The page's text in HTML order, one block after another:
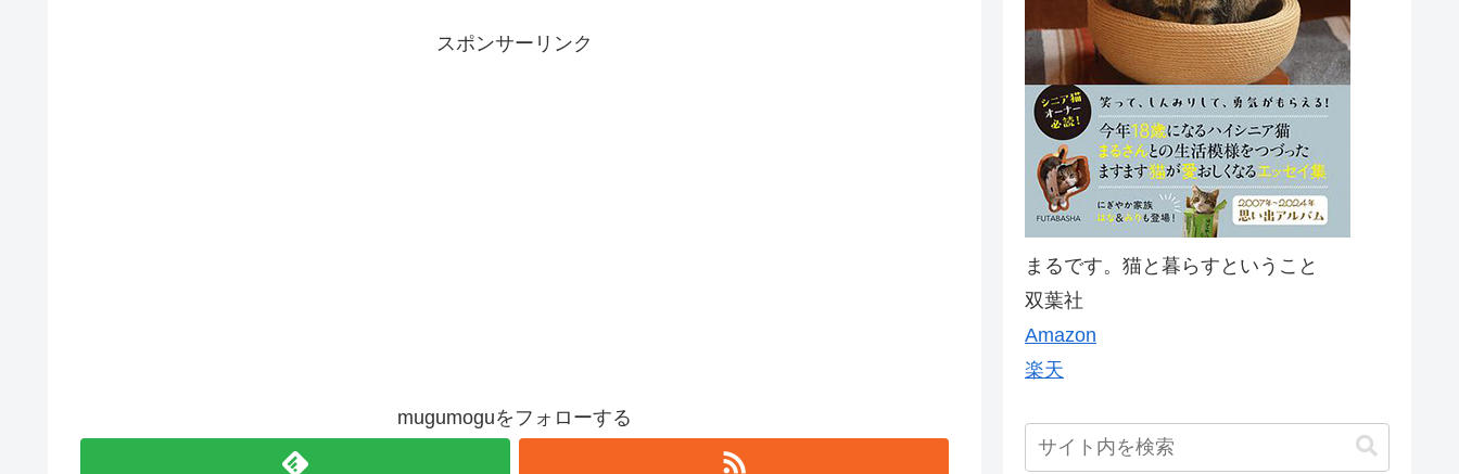
スポンサーリンク
mugumoguをフォローする
まるです。猫と暮らすということ
双葉社
Amazon
楽天